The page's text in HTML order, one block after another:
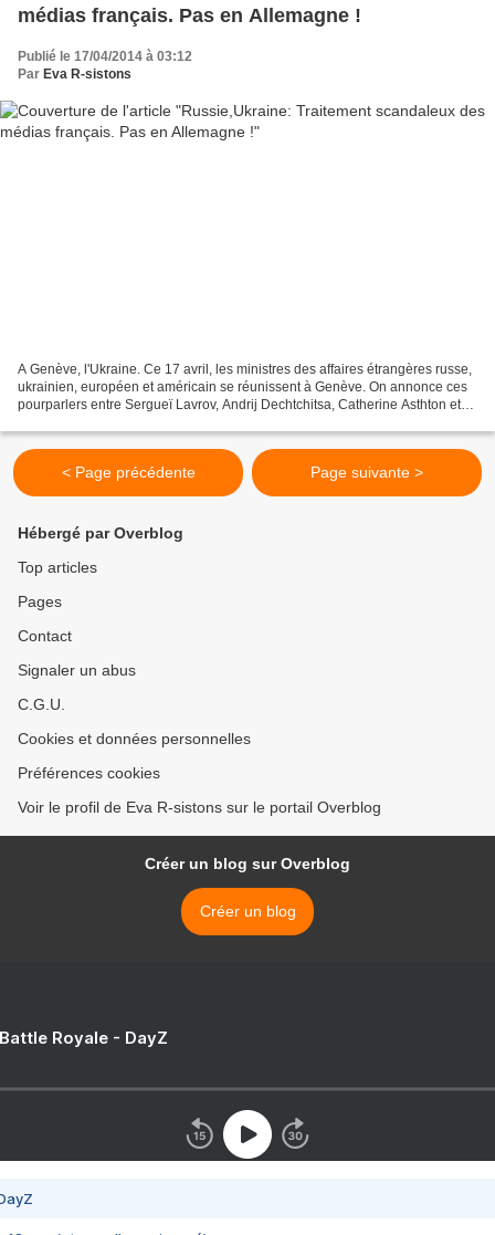
médias français. Pas en Allemagne !
Publié le 17/04/2014 à 03:12
Par Eva R-sistons
A Genève, l'Ukraine. Ce 17 avril, les ministres des affaires étrangères russe,
ukrainien, européen et américain se réunissent à Genève. On annonce ces
pourparlers entre Sergueï Lavrov, Andrij Dechtchitsa, Catherine Asthton et
< Page précédente Page suivante >
Hébergé par Overblog
Top articles
Pages
Contact
Signaler un abus
C.G.U.
Cookies et données personnelles
Préférences cookies
Voir le profil de Eva R-sistons sur le portail Overblog
Créer un blog sur Overblog
Créer un blog
Royale - DayZ